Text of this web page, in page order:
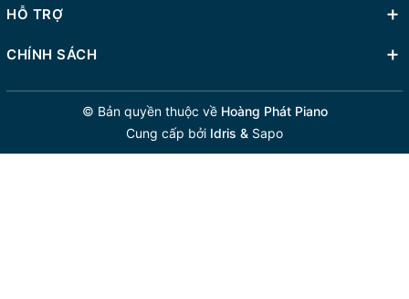
HỖ TRỢ
CHÍNH SÁCH
© Bản quyền thuộc về Hoàng Phát Piano
Cung cấp bởi Idris & Sapo